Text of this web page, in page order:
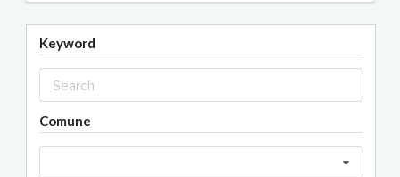
Keyword
Comune